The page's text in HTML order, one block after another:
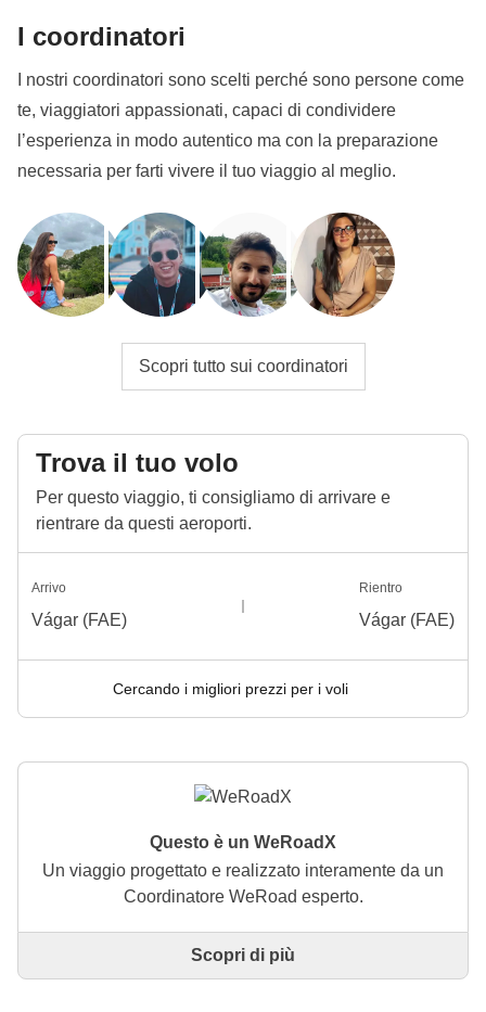
I coordinatori
I nostri coordinatori sono scelti perché sono persone come
te, viaggiatori appassionati, capaci di condividere
l’esperienza in modo autentico ma con la preparazione
necessaria per farti vivere il tuo viaggio al meglio.
Scopri tutto sui coordinatori
Trova il tuo volo
Per questo viaggio, ti consigliamo di arrivare e
rientrare da questi aeroporti.
Arrivo
Vágar (FAE)
Rientro
Vágar (FAE)
Cercando i migliori prezzi per i voli
Questo è un WeRoadX
Un viaggio progettato e realizzato interamente da un
Coordinatore WeRoad esperto.
Questo è un viaggio progettato e realizzato
Scopri di più